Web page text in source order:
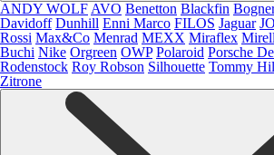
ANDY WOLF AVO Benetton Blackfin
Davidoff Dunhill Enni Marco FILOS Jaguar
Rossi Max&Co Menrad MEXX Miraflex
Buchi Nike Orgreen OWP Polaroid Porsche
Rodenstock Roy Robson Silhouette Tommy
Zitrone